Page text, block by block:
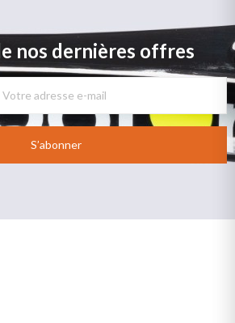
nos dernières offres
S’abonner